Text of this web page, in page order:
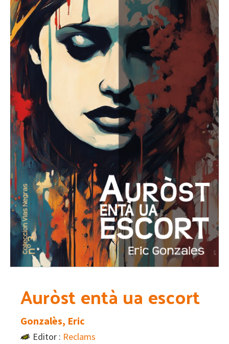
Auròst entà ua escort
Gonzalès, Eric
Editor : Reclams